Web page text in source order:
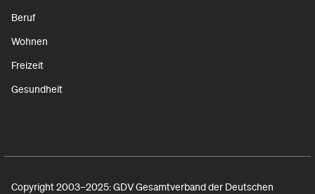
Beruf
Wohnen
Freizeit
Gesundheit
Copyright 2003–2025: GDV Gesamtverband der Deutschen